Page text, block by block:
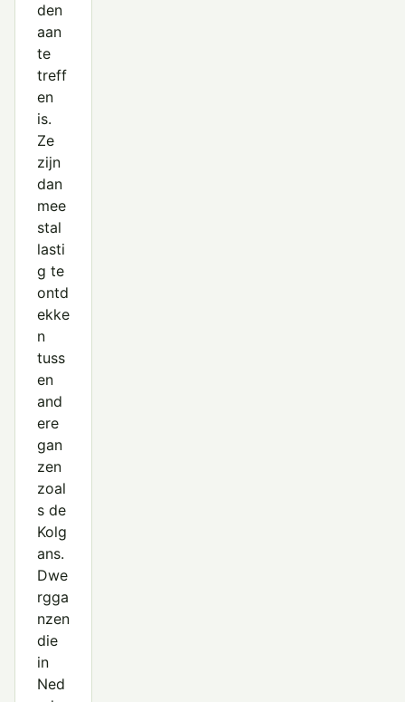
den
aan
te
treff
en
is.
Ze
zijn
dan
mee
stal
lasti
g te
ontd
ekke
n
tuss
en
and
ere
gan
zen
zoal
s de
Kolg
ans.
Dwe
rgga
nzen
die
in
Ned